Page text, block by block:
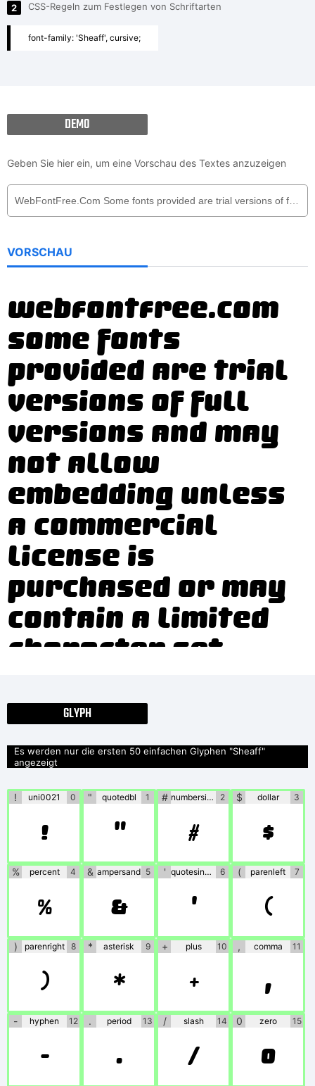
2 CSS-Regeln zum Festlegen von Schriftarten
font-family: 'Sheaff', cursive;
DEMO
Geben Sie hier ein, um eine Vorschau des Textes anzuzeigen
VORSCHAU
WebFontFree.Com
Some fonts
provided are trial
versions of full
versions and may
not allow
embedding unless
a commercial
license is
purchased or may
contain a limited
character set.
files included with
your download,
which will usually
include
information on the
usage and licenses
of the fonts. If no
information is
provided, please
use at your own
discretion or
contact the author
GLYPH
Es werden nur die ersten 50 einfachen Glyphen "Sheaff"
angezeigt
! uni0021 0
!
" quotedbl 1
"
# numbersign 2
#
$ dollar 3
$
% percent 4
%
& ampersand 5
&
' quotesingle 6
'
( parenleft 7
(
) parenright 8
)
* asterisk 9
*
+ plus 10
+
, comma 11
,
- hyphen 12
-
. period 13
.
/ slash 14
/
0 zero 15
0